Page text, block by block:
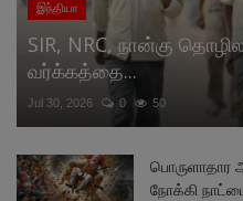
இந்தியா
SIR, NRC, நான்கு
வர்க்கத்தை...
Jul 30, 2026 0 50
பொருளாதார
நோக்கி